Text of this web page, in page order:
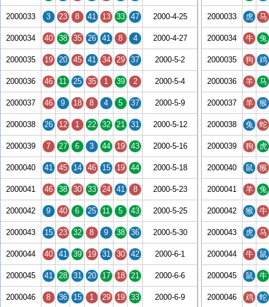
2000033 3 23 8 41 13 33 47 2000-4-25
2000034 40 38 35 26 41 8 4 2000-4-27
2000035 19 20 45 41 34 29 37 2000-5-2
2000036 46 11 25 35 1 39 2 2000-5-4
2000037 46 9 18 8 4 5 37 2000-5-9
2000038 26 12 1 22 32 21 31 2000-5-12
2000039 7 27 6 3 44 19 43 2000-5-16
2000040 41 45 14 46 15 19 44 2000-5-18
2000041 46 38 30 33 24 41 8 2000-5-23
2000042 9 40 6 25 11 5 43 2000-5-25
2000043 15 23 32 8 9 38 36 2000-5-30
2000044 40 41 39 19 31 30 42 2000-6-1
2000045 41 28 31 20 17 18 21 2000-6-6
2000046 8 36 15 1 29 19 33 2000-6-9
2000033 虎 马
2000034 牛 兔
2000035 狗 鸡
2000036 羊 马
2000037 羊 猴
2000038 兔 蛇
2000039 狗 虎
2000040 鼠 猴
2000041 羊 兔
2000042 猴 牛
2000043 虎 马
2000044 牛 鼠
2000045 鼠 牛
2000046 鸡 蛇